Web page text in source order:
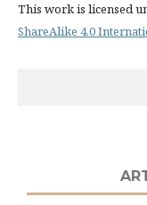
This work is licensed
ShareAlike 4.0